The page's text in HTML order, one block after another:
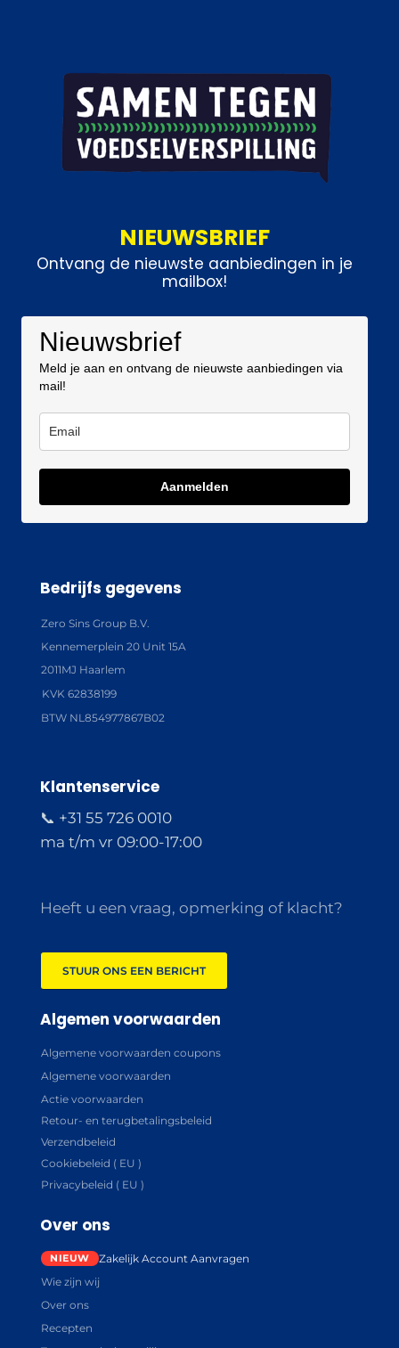
NIEUWSBRIEF
Ontvang de nieuwste aanbiedingen in je
mailbox!
Nieuwsbrief
Meld je aan en ontvang de nieuwste aanbiedingen via
mail!
Aanmelden
Bedrijfs gegevens
Zero Sins Group B.V.
Kennemerplein 20 Unit 15A
2011MJ Haarlem
KVK 62838199
BTW NL854977867B02
Klantenservice
📞 +31 55 726 0010
ma t/m vr 09:00-17:00
Heeft u een vraag, opmerking of klacht?
STUUR ONS EEN BERICHT
Algemen voorwaarden
Algemene voorwaarden coupons
Algemene voorwaarden
Actie voorwaarden
Retour- en terugbetalingsbeleid
Verzendbeleid
Cookiebeleid ( EU )
Privacybeleid ( EU )
Over ons
Zakelijk Account Aanvragen
Wie zijn wij
Over ons
Recepten